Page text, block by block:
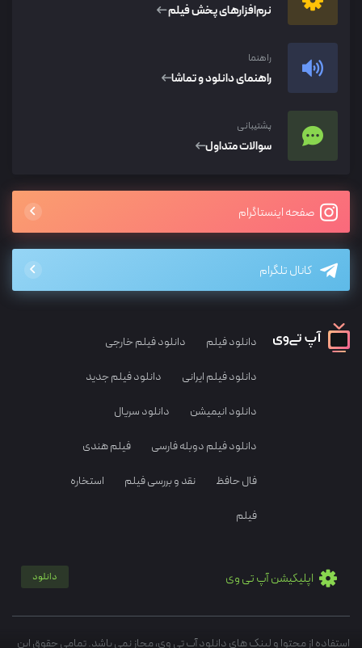
نرم‌افزار‌های پخش فیلم
راهنما
راهنمای دانلود و تماشا
پشتیبانی
سوالات متداول
صفحه اینستاگرام
کانال تلگرام
دانلود فیلم دانلود فیلم خارجی
دانلود فیلم ایرانی دانلود فیلم جدید
دانلود انیمیشن دانلود سریال
دانلود فیلم دوبله فارسی فیلم هندی
فال حافظ نقد و بررسی فیلم استخاره
فیلم
اپلیکیشن آپ تی وی دانلود
استفاده از محتوا و لینک های دانلود آپ تی وی، مجاز نمی باشد. تمامی حقوق این